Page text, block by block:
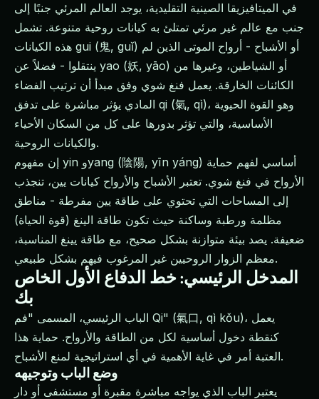
في الميتافيزيقا الصينية التقليدية، يوجد العالم المرئي جنبًا إلى
جنب مع عالم غير مرئي تمتلئ به كيانات روحية متنوعة. تشمل
هذه الكيانات gui (鬼, guǐ) أو الأشباح - أرواح الموتى الذين لم
ينتقلوا - فضلاً عن yao (妖, yāo) أو الشياطين، وغيرها من
الكائنات الخارقة. يعمل فنغ شوي وفق مبدأ أن ترتيب الفضاء
المادي يؤثر مباشرة على تدفق qi (氣, qì)، وهو القوة الحيوية
الأساسية، والتي تؤثر بدورها على كل من السكان الأحياء
والكيانات الروحية.
إن مفهوم yin وyang (陰陽, yīn yáng) أساسي لفهم حماية
الأرواح في فنغ شوي. تعتبر الأشباح والأرواح كيانات يين، تنجذب
إلى المساحات التي تحتوي على طاقة يين مفرطة - مناطق
مظلمة ورطبة وساكنة حيث تكون طاقة الينغ (قوة الحياة)
ضعيفة. يصد بيئة متوازنة بشكل صحيح، مع طاقة يينغ المناسبة،
معظم الزوار الروحيين غير المرغوب فيهم بشكل طبيعي.
المدخل الرئيسي: خط الدفاع الأول الخاص
بك
الباب الرئيسي، المسمى "فم Qi" (氣口, qì kǒu)، يعمل
كنقطة دخول أساسية لكل من الطاقة والأرواح. حماية هذا
العتبة أمر في غاية الأهمية في أي استراتيجية لمنع الأشباح.
وضع الباب وتوجيهه
يعتبر الباب الذي يواجه مباشرة مقبرة أو مستشفى أو دار